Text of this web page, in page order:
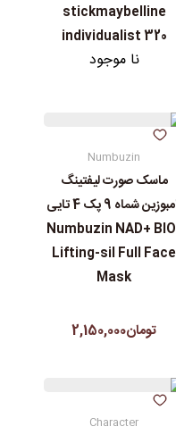
stickmaybelline
individualist 320
نا موجود
Numbuzin
ماسک صورت لیفتینگ
نامبوزین شماه 9 پک 4 تایی
| Numbuzin NAD+ BIO
Lifting-sil Full Face
Mask
تومان2,150,000
Character